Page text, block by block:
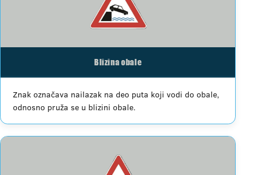
Blizina obale
Znak označava nailazak na deo puta koji vodi do obale,
odnosno pruža se u blizini obale.